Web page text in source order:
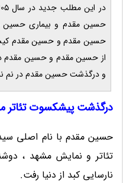
حسین مقدم و بیماری حسین
حسین مقدم و حسین مقدم
از حسین مقدم و حسین مقدم
و درگذشت حسین مقدم در نم
درگذشت پیشکسوت تئاتر
حسین مقدم با نام اصلی
نارسایی کبد از دنیا رفت.